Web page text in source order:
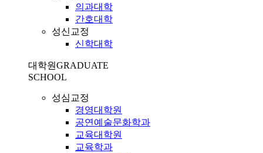
의과대학
간호대학
성신교정
신학대학
대학원GRADUATE
SCHOOL
성심교정
경영대학원
공연예술문화학과
교육대학원
교육학과